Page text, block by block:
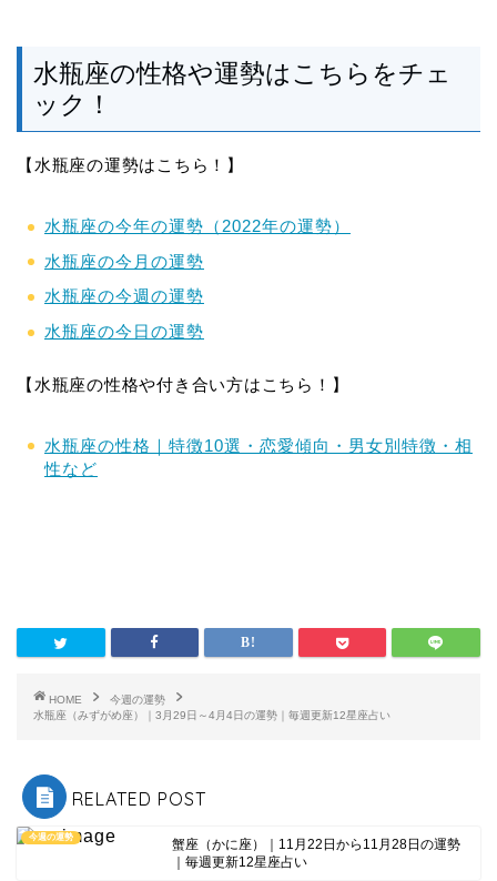
水瓶座の性格や運勢はこちらをチェ
ック！
【水瓶座の運勢はこちら！】
水瓶座の今年の運勢（2022年の運勢）
水瓶座の今月の運勢
水瓶座の今週の運勢
水瓶座の今日の運勢
【水瓶座の性格や付き合い方はこちら！】
水瓶座の性格｜特徴10選・恋愛傾向・男女別特徴・相
性など
HOME
今週の運勢
水瓶座（みずがめ座）｜3月29日～4月4日の運勢｜毎週更新12星座占い
RELATED POST
今週の運勢
蟹座（かに座）｜11月22日から11月28日の運勢
｜毎週更新12星座占い